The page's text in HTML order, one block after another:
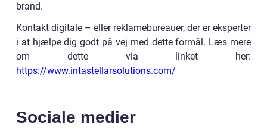
brand.
Kontakt digitale – eller reklamebureauer, der er eksperter
i at hjælpe dig godt på vej med dette formål. Læs mere
om dette via linket her:
https://www.intastellarsolutions.com/
Sociale medier